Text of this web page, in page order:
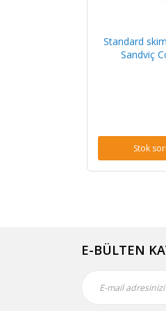
Standard
Sandviç
Stok
E-BÜLTEN